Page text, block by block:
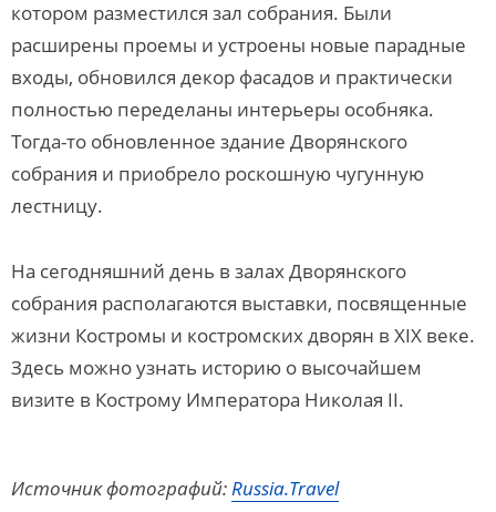
котором разместился зал собрания. Были
расширены проемы и устроены новые парадные
входы, обновился декор фасадов и практически
полностью переделаны интерьеры особняка.
Тогда-то обновленное здание Дворянского
собрания и приобрело роскошную чугунную
лестницу.
На сегодняшний день в залах Дворянского
собрания располагаются выставки, посвященные
жизни Костромы и костромских дворян в XIX веке.
Здесь можно узнать историю о высочайшем
визите в Кострому Императора Николая II.
Источник фотографий:Russia.Travel